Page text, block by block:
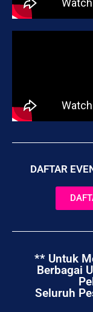
DAFTAR
** Untuk
Berbagai
Seluruh